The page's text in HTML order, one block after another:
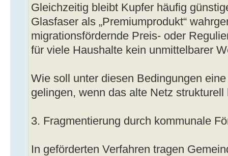
Gleichzeitig bleibt Kupfer häufig
Glasfaser als „Premiumprodukt“
migrationsfördernde Preis- oder
für viele Haushalte kein unmittelbarer
Wie soll unter diesen Bedingungen
gelingen, wenn das alte Netz
3. Fragmentierung durch kommunale
In geförderten Verfahren tragen